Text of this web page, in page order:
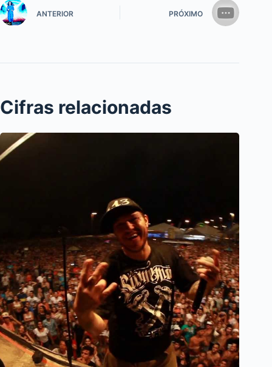
ANTERIOR PRÓXIMO
Cifras relacionadas